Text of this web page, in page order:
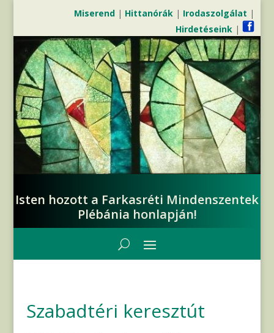
Miserend| Hittanórák| Irodaszolgálat |
Hirdetéseink|
Isten hozott a Farkasréti Mindenszentek
Plébánia honlapján!
Szabadtéri keresztút